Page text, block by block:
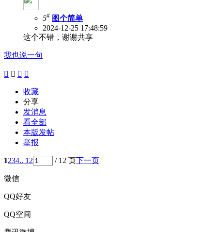
5# 图个简单
2024-12-25 17:48:59
这个不错，谢谢共享
我也说一句
   
收藏
分享
发消息
看全部
本版发帖
举报
1234.. 12 / 12 页下一页
微信
QQ好友
QQ空间